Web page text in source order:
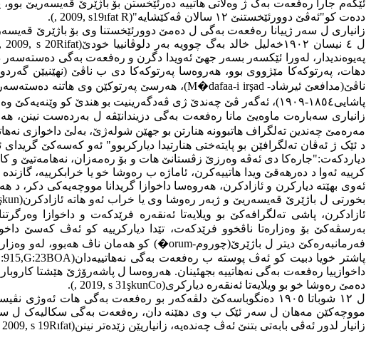
ئێکەم جارا رەفعەت بەگ ژ وەلاتی هاتییە دەرئێخستن بۆ باژێرێ قەیسەریێ
ددەت کو"ئەڤێ دوورئێخستنێ ١٢ سالان ڤەکێشایە"(
R
ıfat
, 2009, s19
).
زانیاری ل سەر ژییانا رەفعەت بەگی ل ده‌مێ دوورئێخستنا وی بۆ باژێرێ
ل ٤ نیسان ١٩٠٢خەلیل خالد بەگ چوویە بەر دلوڤانییا خودێ(
Rifat
, 2009, s 20
پەیوەندیدار، لەورا ئێکسەر بسەر جهێ ئەویدا دگرن و رەفعەت بەگی
دهات، پەرتوکەکا مێژووی بوو، هەروەسا پەرتوکەکا دی ب ناڤێ (نهێنیێن
ناڤێ(مدافعێ ئیرشاد- M�dafaa-i irşad)، هەرسێ پەرتوکێن وی هاتنە
پاشایی١٨٥٤-١٩٠٩)، ئەگەر ڤێ چەندێ ژی ڤەدگەرینیت بو هندێ کو وێنەیەکێ وەلی عەهدێ سولتان رەشادی دناڤ کەلوپەلێن ویدا دیتبوو(
زانیاری سه‌باره‌ت ماوەیێ مانا رەفعەت بەگی دزیندانێڤە ل به‌رده‌ست
مەرەمێ چەندین تەلگراف هاتبوونە هنارتن بو جهێن شولەژێ، بەلێ داخوازی
د ئێک ژ ئەڤان تەلگرافێن بو پایتەختی هنارتیدا دیارکربوو" ئەو کەسەکێ
دیاردکەت:"جارەکا دی ئەڤە وەرزێ زڤستانێ هات و بۆ رەمەزان، نەهامەتیێ و
کرییە ئەوا د دەرهەقێ ویدا هاتییەکرن، ئاماژە ب رەوشا خو یا خرابکرییە،
ئەوی بهێتە دیارکرن و ئازادکرن، هەروەسا داخوازا گریدانا مووچەیەکی
بخورتی ل باژێرێ قەیسەریێ و ژبەر رەوشا وی یا خراب ئەو هاته‌ ئازادکرن(
ئازادکرن، پاشی تەلگرافەکێ بو ویلایەتا ئەنقەرە فرێدکەت و داخوازا
بەرسڤەکێ بۆ وەزارەتا ناڤخوو فرێدکەت، تێدا دیارکرییە کو ئەڤ کەسێ
فەرمانبەرەکێ دیتر ل باژێرێ(چوروم�orum-) کو هەمان ناڤ هەبوو، لەو
پاشتر خویا دبیت کو ئەڤ پوستە ب رەفعەت بەگی نەهاتییەدان(BOA
داخوازییا رەفعەت بەگی نەهاتییە بجهئینان. هەروەسا ل پاشه‌رۆژێ هێشتا
دەمێ رەوشا خو بو ویلایەتا ئەنقەرە دیارکری(Co
şkun
, 2019, s 31
).
ل ١٢ شوباتا ١٩٠٥ دەنگوباسەکێ دلڤەکەر بو رەفعەت بەگی هات
مووچەکێن مەهان ل سەر ئێک ب وی دهێنە دان، رەفعەت بەگی سکالیەک ل سەر
زانیار لدور ئەڤی بابەتی بتنێ ئەڤ چەندەیە، زانیاریێن زێدەتر نینن(Rıfat
2009, s 19